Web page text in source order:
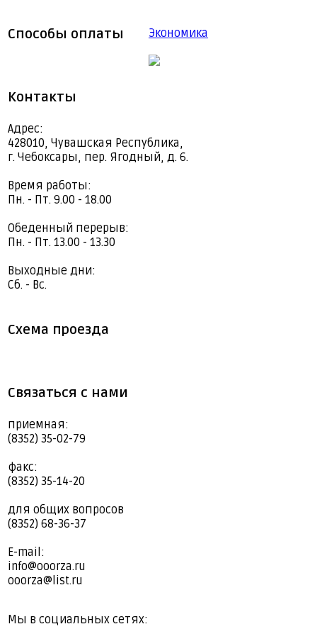
Способы оплаты Экономика
Контакты
Адрес:
428010, Чувашская Республика,
г. Чебоксары, пер. Ягодный, д. 6.
Время работы:
Пн. - Пт. 9.00 - 18.00
Обеденный перерыв:
Пн. - Пт. 13.00 - 13.30
Выходные дни:
Сб. - Вс.
Схема проезда
Связаться с нами
приемная:
(8352) 35-02-79
факс:
(8352) 35-14-20
для общих вопросов
(8352) 68-36-37
E-mail:
info@ooorza.ru
ooorza@list.ru
Мы в социальных сетях: